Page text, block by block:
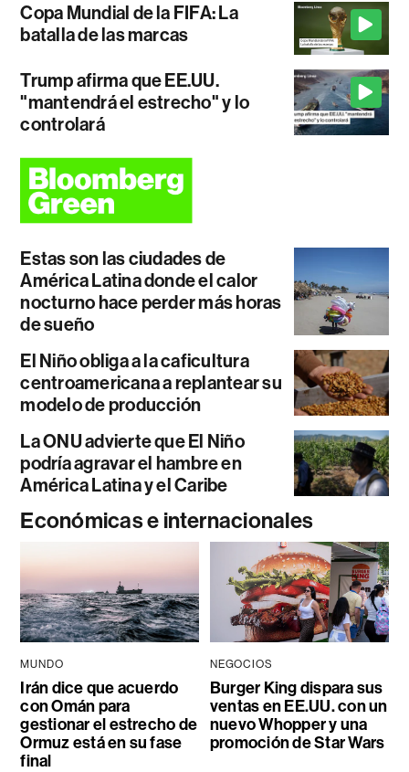
Copa Mundial de la FIFA: La
batalla de las marcas
Trump afirma que EE.UU.
"mantendrá el estrecho" y lo
controlará
Estas son las ciudades de
América Latina donde el calor
nocturno hace perder más horas
de sueño
El Niño obliga a la caficultura
centroamericana a replantear su
modelo de producción
La ONU advierte que El Niño
podría agravar el hambre en
América Latina y el Caribe
Económicas e internacionales
MUNDO
Irán dice que acuerdo
con Omán para
gestionar el estrecho de
Ormuz está en su fase
final
NEGOCIOS
Burger King dispara sus
ventas en EE.UU. con un
nuevo Whopper y una
promoción de Star Wars